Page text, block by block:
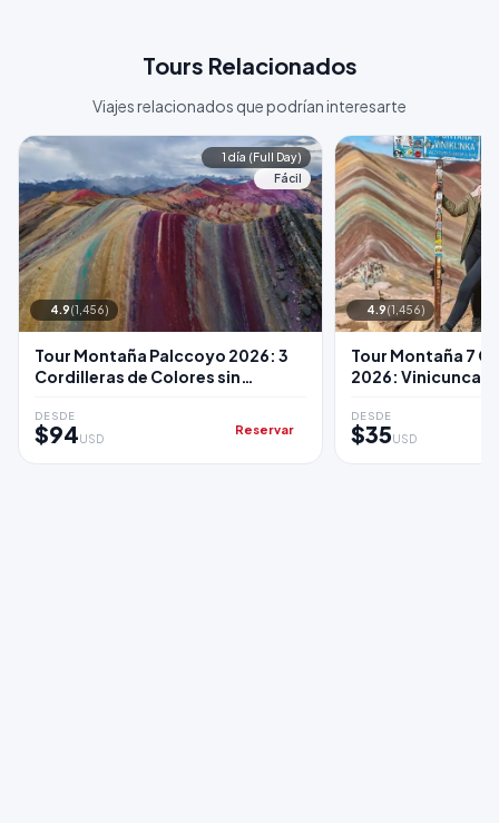
Tours Relacionados
Viajes relacionados que podrían interesarte
1 día (Full Day)
Fácil
4.9(1,456)
Tour Montaña Palccoyo 2026: 3
Cordilleras de Colores sin
DESDE
$94USD
Reservar
4.9(1,456)
Tour Montaña 7
2026: Vinicunca
DESDE
$35USD